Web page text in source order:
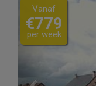
Previous
Vanaf
€779
per week